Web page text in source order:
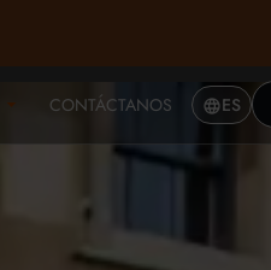
CONTÁCTANOS ES